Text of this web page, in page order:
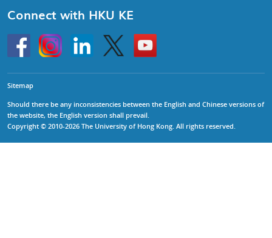
Connect with HKU KE
HKU
InstagramLinkedin Twitter
Go
to
HKU
Sitemap
Should there be any inconsistencies between the English and Chinese versions of
the website, the English version shall prevail.
Copyright © 2010-2026 The University of Hong Kong. All rights reserved.